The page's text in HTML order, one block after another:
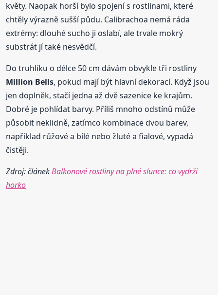
květy. Naopak horší bylo spojení s rostlinami, které
chtěly výrazně sušší půdu. Calibrachoa nemá ráda
extrémy: dlouhé sucho ji oslabí, ale trvale mokrý
substrát jí také nesvědčí.
Do truhlíku o délce 50 cm dávám obvykle tři rostliny
Million Bells, pokud mají být hlavní dekorací. Když jsou
jen doplněk, stačí jedna až dvě sazenice ke krajům.
Dobré je pohlídat barvy. Příliš mnoho odstínů může
působit neklidně, zatímco kombinace dvou barev,
například růžové a bílé nebo žluté a fialové, vypadá
čistěji.
Zdroj: článekBalkonové rostliny na plné slunce: co vydrží
horko